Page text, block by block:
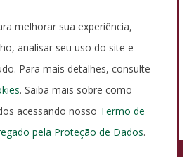
melhorar sua experiência,
analisar seu uso do site e
Para mais detalhes, consulte
. Saiba mais sobre como
acessando nosso Termo de
pela Proteção de Dados.